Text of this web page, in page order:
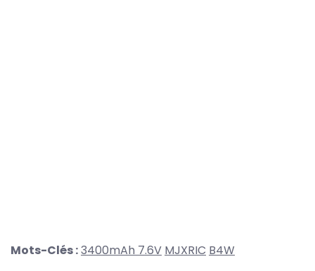
Mots-Clés :3400mAh 7.6V MJXRIC B4W